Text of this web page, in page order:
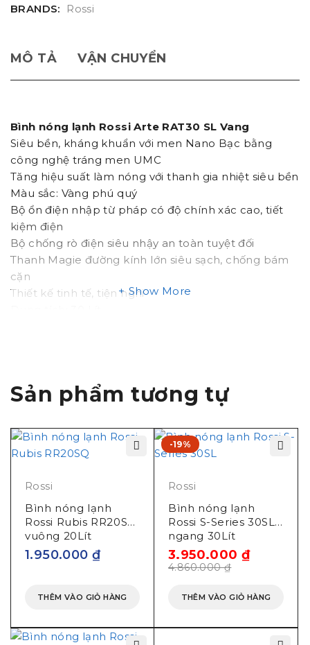
BRANDS: Rossi
MÔ TẢ VẬN CHUYỂN
Bình nóng lạnh Rossi Arte RAT30 SL Vang
Siêu bền, kháng khuẩn với men Nano Bạc bằng
công nghệ tráng men UMC
Tăng hiệu suất làm nóng với thanh gia nhiệt siêu bền
Màu sắc: Vàng phú quý
Bộ ổn điện nhập từ pháp có độ chính xác cao, tiết
kiệm điện
Bộ chống rò điện siêu nhậy an toàn tuyệt đối
Thanh Magie đường kính lớn siêu sạch, chống bám
cặn
Thiết kế tinh tế, tiện nghiShow More
Sản phẩm tương tự
Rossi
Bình nóng lạnh
Rossi Rubis RR20SQ
vuông 20Lít
1.950.000₫
THÊM VÀO GIỎ HÀNG
-19%
Rossi
Bình nóng lạnh
Rossi S-Series 30SL
ngang 30Lít
4.860.000₫
3.950.000₫
THÊM VÀO GIỎ HÀNG